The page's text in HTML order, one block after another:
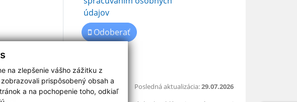
na zlepšenie vášho zážitku z
prispôsobený obsah a
a na pochopenie toho, odkiaľ
údajov
Odoberať
Posledná aktualizácia:29.07.2026